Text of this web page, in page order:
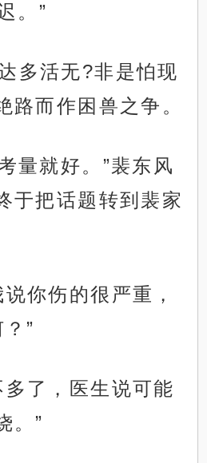
。”
多活无?非是怕现
路而作困兽之争。
量就好。”裴东风
于把话题转到裴家
你伤的很严重，
”
多了，医生说可能
。”